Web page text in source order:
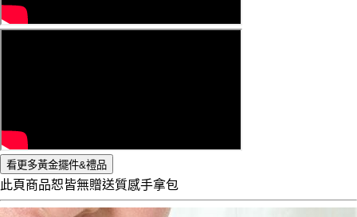
看更多黃金擺件&禮品
此頁商品恕皆無贈送質感手拿包